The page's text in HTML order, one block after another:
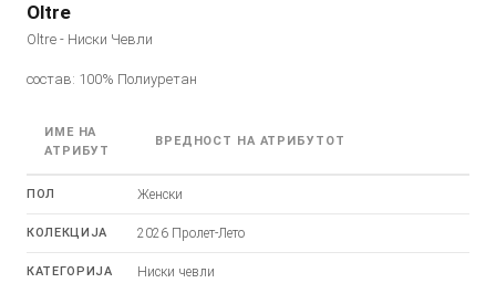
Oltre
Oltre - Ниски Чевли
состав: 100% Полиуретан
ИМЕ НА
АТРИБУТ
ВРЕДНОСТ НА АТРИБУТОТ
ПОЛ Женски
КОЛЕКЦИЈА 2026 Пролет-Лето
КАТЕГОРИЈА Ниски чевли